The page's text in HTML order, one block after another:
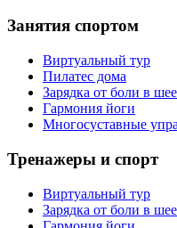
Занятия спортом
Виртуальный тур
Пилатес дома
Зарядка от боли в
Гармония йоги
Многосуставные
Тренажеры и спорт
Виртуальный тур
Зарядка от боли в